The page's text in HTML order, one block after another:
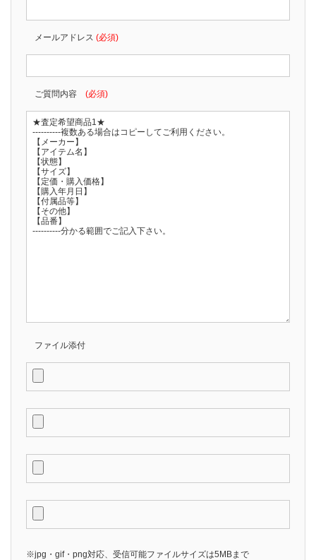
メールアドレス (必須)
ご質問内容 (必須)
ファイル添付
※jpg・gif・png対応、受信可能ファイルサイズは5MBまで